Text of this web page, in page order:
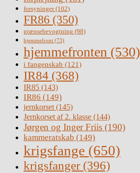
forsyninger(102)
FR86 (350)
grænsebevogtning (98)
hjemmefront (73)
hjemmefronten (530)
i fangenskab (121)
IR84 (368)
IR85 (143)
IR86 (149)
jernkorset(145)
Jernkorset af 2. klasse (144)
Jørgen og Inger Friis (190)
kammeratskab (149)
krigsfange (650)
krigsfanger (396)